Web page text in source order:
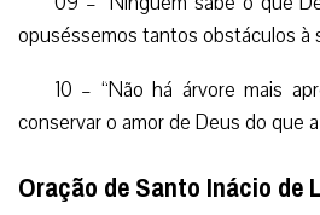
opuséssemos tantos obstáculos à
10 – “Não há árvore mais
conservar o amor de Deus do que
Oração de Santo Inácio de